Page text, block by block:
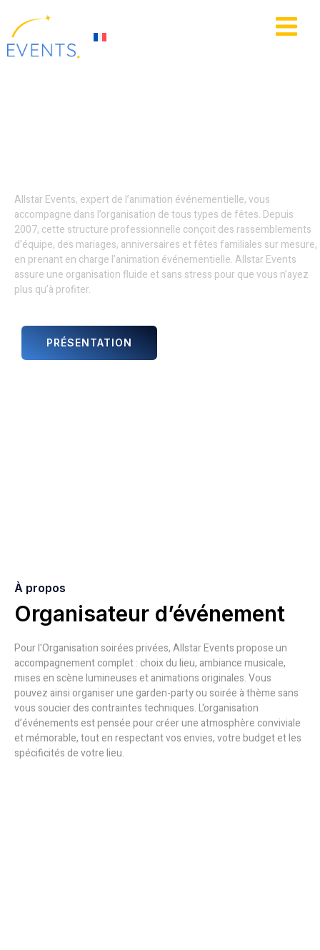
principal
Allstar Events, expert de l’animation événementielle, vous
accompagne dans l’organisation de tous types de fêtes. Depuis
2007, cette structure professionnelle conçoit des rassemblements
d’équipe, des mariages, anniversaires et fêtes familiales sur mesure,
en prenant en charge l’animation événementielle. Allstar Events
assure une organisation fluide et sans stress pour que vous n’ayez
plus qu’à profiter.
PRÉSENTATION
À propos
Organisateur d’événement
Pour l'Organisation soirées privées, Allstar Events propose un
accompagnement complet : choix du lieu, ambiance musicale,
mises en scène lumineuses et animations originales. Vous
pouvez ainsi organiser une garden-party ou soirée à thème sans
vous soucier des contraintes techniques. L'organisation
d’événements est pensée pour créer une atmosphère conviviale
et mémorable, tout en respectant vos envies, votre budget et les
spécificités de votre lieu.